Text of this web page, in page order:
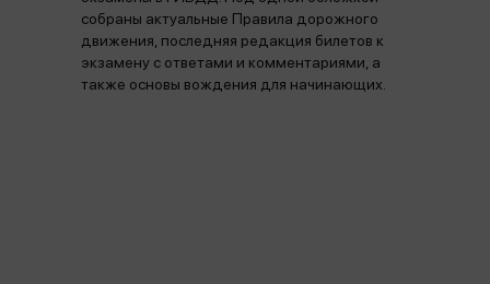
собраны актуальные Правила дорожного
движения, последняя редакция билетов к
экзамену с ответами и комментариями, а
также основы вождения для начинающих.